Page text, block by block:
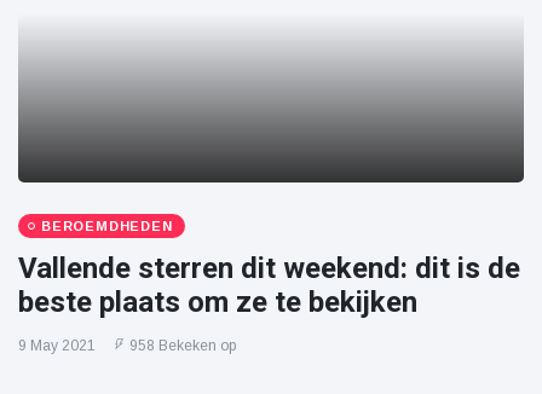
BEROEMDHEDEN
Vallende sterren dit weekend: dit is de
beste plaats om ze te bekijken
9 May 2021 958 Bekeken op